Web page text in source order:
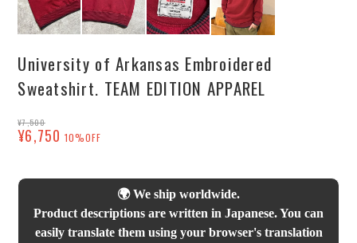
University of Arkansas Embroidered
Sweatshirt. TEAM EDITION APPAREL
¥7,500
¥6,750 10%OFF
🌍 We ship worldwide.
Product descriptions are written in Japanese. You can
easily translate them using your browser's translation